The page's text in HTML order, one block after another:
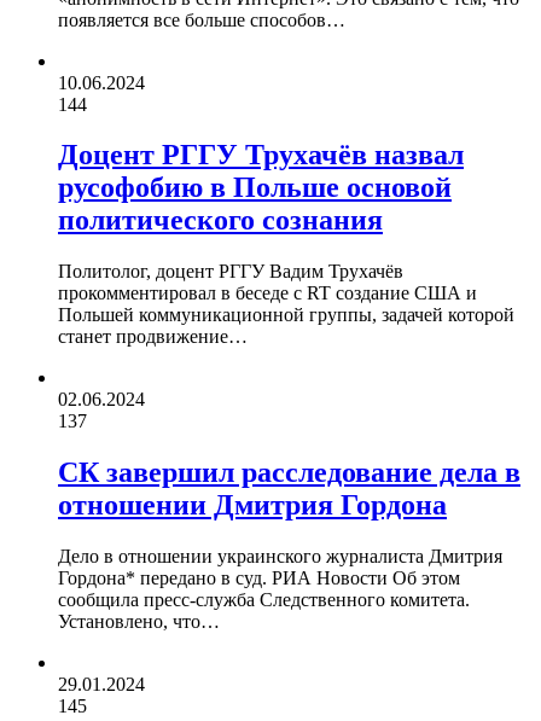
появляется все больше способов…
10.06.2024
144
Доцент РГГУ Трухачёв назвал
русофобию в Польше основой
политического сознания
Политолог, доцент РГГУ Вадим Трухачёв
прокомментировал в беседе с RT создание США и
Польшей коммуникационной группы, задачей которой
станет продвижение…
02.06.2024
137
СК завершил расследование дела в
отношении Дмитрия Гордона
Дело в отношении украинского журналиста Дмитрия
Гордона* передано в суд. РИА Новости Об этом
сообщила пресс-служба Следственного комитета.
Установлено, что…
29.01.2024
145